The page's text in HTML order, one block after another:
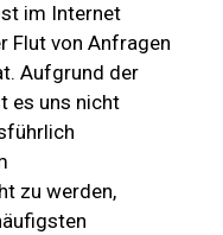
im Internet
Flut von Anfragen
Aufgrund der
es uns nicht
zu werden,